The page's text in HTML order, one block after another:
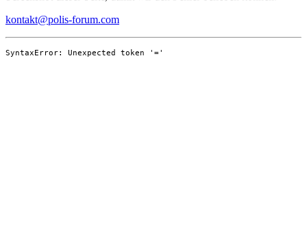
kontakt@polis-forum.com
SyntaxError: Unexpected token '='